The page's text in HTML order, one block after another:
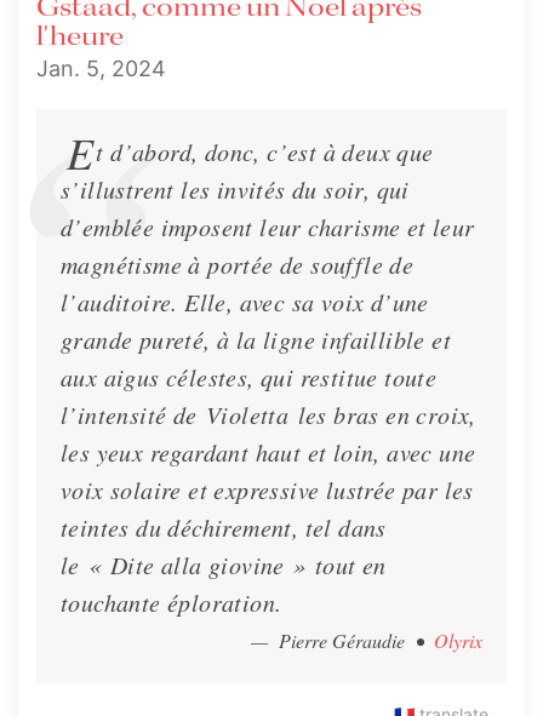
Gstaad, comme un Noël après
l'heure
Jan. 5, 2024
Et d’abord, donc, c’est à deux que
s’illustrent les invités du soir, qui
d’emblée imposent leur charisme et leur
magnétisme à portée de souffle de
l’auditoire. Elle, avec sa voix d’une
grande pureté, à la ligne infaillible et
aux aigus célestes, qui restitue toute
l’intensité de Violetta les bras en croix,
les yeux regardant haut et loin, avec une
voix solaire et expressive lustrée par les
teintes du déchirement, tel dans
le « Dite alla giovine » tout en
touchante éploration.
— Pierre Géraudie • Olyrix